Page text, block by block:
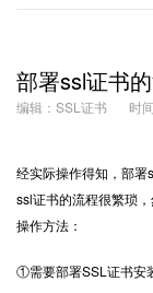
部署ssl证书
编辑：SSL证书 时
经实际操作得知，部
ssl证书的流程很繁琐
操作方法：
①需要部署SSL证书安